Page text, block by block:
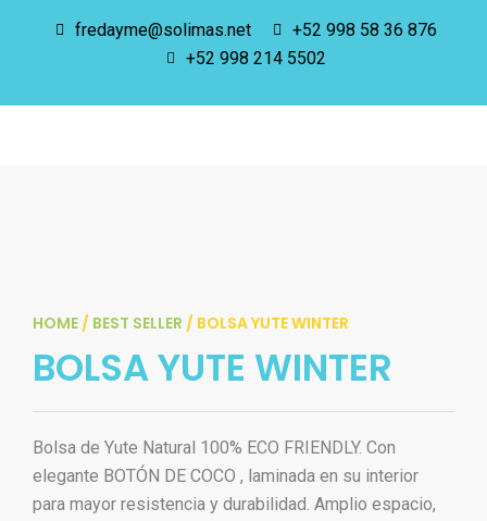
fredayme@solimas.net
+52 998 58 36 876
+52 998 214 5502
HOME / BEST SELLER / BOLSA YUTE WINTER
BOLSA YUTE WINTER
Bolsa de Yute Natural 100% ECO FRIENDLY. Con
elegante BOTÓN DE COCO , laminada en su interior
para mayor resistencia y durabilidad. Amplio espacio,